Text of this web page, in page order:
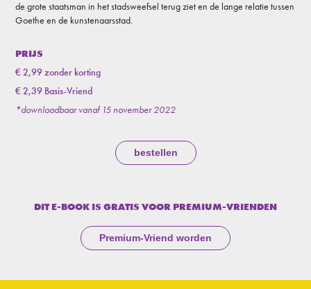
de grote staatsman in het stadsweefsel terug ziet en de lange relatie tussen
Goethe en de kunstenaarsstad.
PRIJS
€ 2,99 zonder korting
€ 2,39 Basis-Vriend
*downloadbaar vanaf 15 november 2022
bestellen
DIT E-BOOK IS GRATIS VOOR PREMIUM-VRIENDEN
Premium-Vriend worden